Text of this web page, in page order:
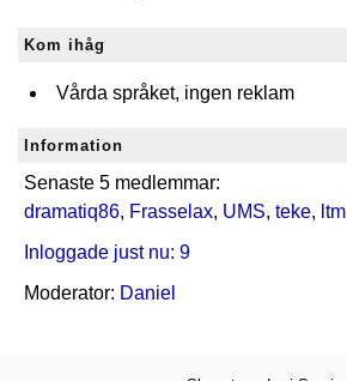
Kom ihåg
Vårda språket, ingen reklam
Information
Senaste 5 medlemmar:
dramatiq86, Frasselax, UMS, teke, ltm
Inloggade just nu: 9
Moderator: Daniel